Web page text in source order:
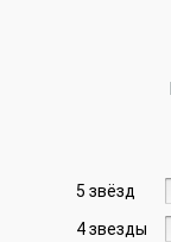
5 звёзд
4 звезды